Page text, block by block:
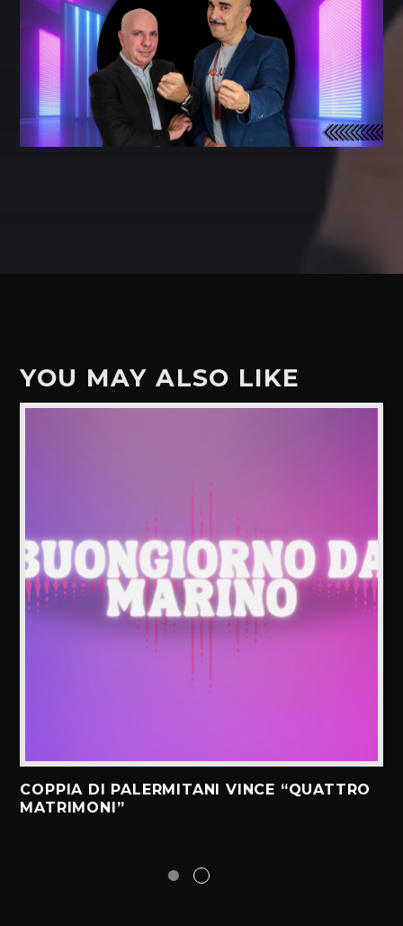
YOU MAY ALSO LIKE
COPPIA DI PALERMITANI VINCE “QUATTRO
MATRIMONI”